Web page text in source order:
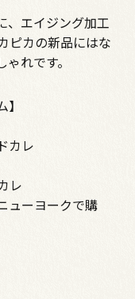
、エイジング加工
ピカの新品にはな
れです。
カレ
レ
ューヨークで購